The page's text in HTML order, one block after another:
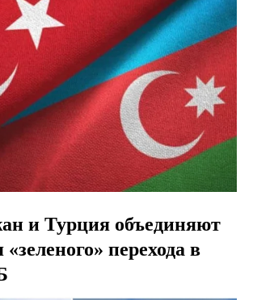
и Турция объединяют
перехода в